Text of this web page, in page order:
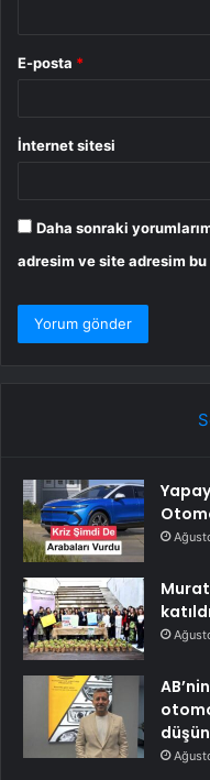
E-posta *
İnternet sitesi
Daha sonraki
adresim ve site adresim
katıldı